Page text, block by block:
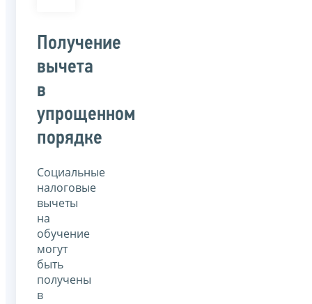
Получение
вычета
в
упрощенном
порядке
Социальные
налоговые
вычеты
на
обучение
могут
быть
получены
в